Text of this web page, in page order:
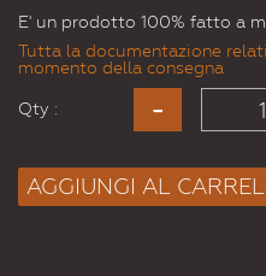
E' un prodotto 100% fatto a
Tutta la documentazione
momento della consegna
Qty :
AGGIUNGI AL